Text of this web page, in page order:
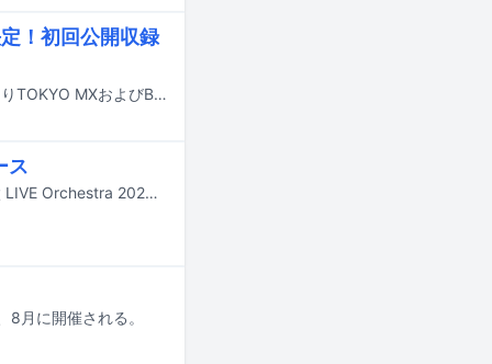
！初回公開収録
≠MEの櫻井ももの初冠番組「≠ME 櫻井ももの 夢カラセッション♪」が10月7日よりTOKYO MXおよびBS日テレで放送される。
ス
蒼井翔太が7月1日に4thフルアルバム「LIMITLESS」とライブBlu-ray「蒼井翔太 LIVE Orchestra 2026 Moments」を同時リリースする。
月に開催される。